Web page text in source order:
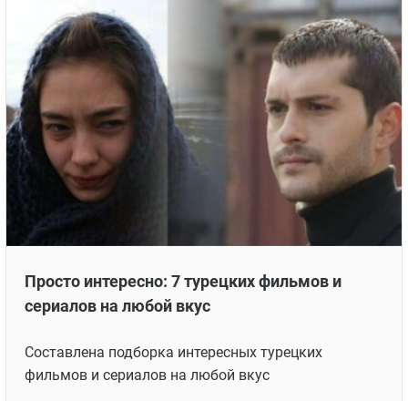
Просто интересно: 7 турецких фильмов и
сериалов на любой вкус
Составлена подборка интересных турецких
фильмов и сериалов на любой вкус